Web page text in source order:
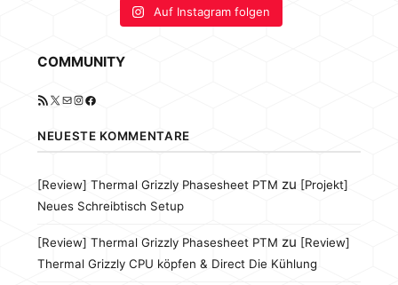
Auf Instagram folgen
COMMUNITY
RSS-Feed
X E-MailInstagram
Facebook
NEUESTE KOMMENTARE
[Review] Thermal Grizzly Phasesheet PTM zu [Projekt]
Neues Schreibtisch Setup
[Review] Thermal Grizzly Phasesheet PTM zu [Review]
Thermal Grizzly CPU köpfen & Direct Die Kühlung